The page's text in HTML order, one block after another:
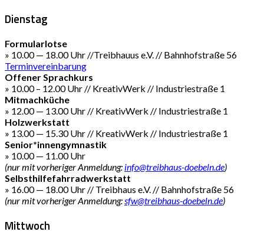
Dienstag
Formularlotse
» 10.00 — 18.00 Uhr //Treibhauus e.V. // Bahnhofstraße 56
Terminvereinbarung
Offener Sprachkurs
» 10.00 – 12.00 Uhr // KreativWerk // Industriestraße 1
Mitmachküche
» 12.00 — 13.00 Uhr // KreativWerk // Industriestraße 1
Holzwerkstatt
» 13.00 — 15.30 Uhr // KreativWerk // Industriestraße 1
Senior*innengymnastik
» 10.00 — 11.00 Uhr
(nur mit vorheriger Anmeldung: info@treibhaus-doebeln.de)
Selbsthilfefahrradwerkstatt
» 16.00 — 18.00 Uhr // Treibhaus e.V. // Bahnhofstraße 56
(nur mit vorheriger Anmeldung:sfw@treibhaus-doebeln.de)
Mittwoch